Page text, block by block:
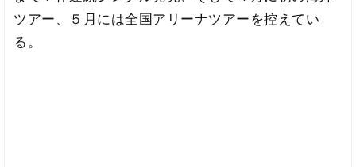
ツアー、５月には全国アリーナツアーを控えてい
る。